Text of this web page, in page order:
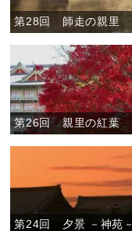
第28回 師走の親里
第26回 親里の紅葉
第24回 夕景 －神苑－